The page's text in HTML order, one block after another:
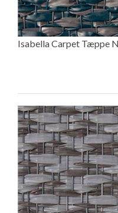
Isabella Carpet Tæppe